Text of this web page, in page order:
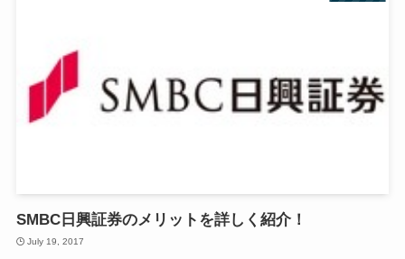
SMBC日興証券のメリットを詳しく紹介！
July 19, 2017